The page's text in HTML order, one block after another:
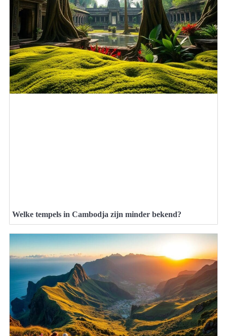
Welke tempels in Cambodja zijn minder bekend?